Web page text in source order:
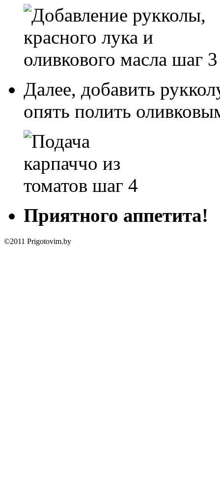
Далее, добавить
опять полить
Приятного аппетита!
©2011 Prigotovim.by